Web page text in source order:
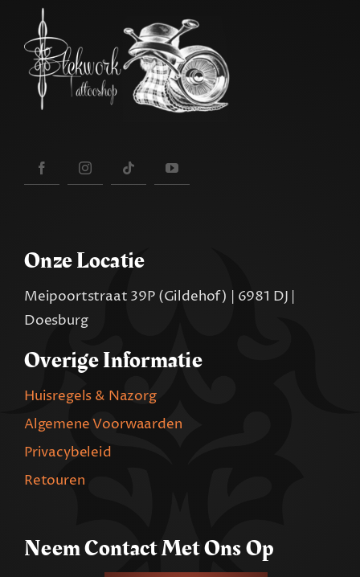
Onze Locatie
Meipoortstraat 39P (Gildehof) | 6981 DJ |
Doesburg
Overige Informatie
Huisregels & Nazorg
Algemene Voorwaarden
Privacybeleid
Retouren
Neem Contact Met Ons Op